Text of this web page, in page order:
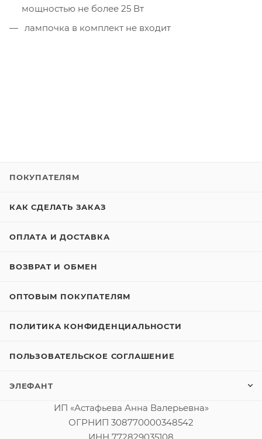
мощностью не более 25 Вт
лампочка в комплект не входит
ПОКУПАТЕЛЯМ
КАК СДЕЛАТЬ ЗАКАЗ
ОПЛАТА И ДОСТАВКА
ВОЗВРАТ И ОБМЕН
ОПТОВЫМ ПОКУПАТЕЛЯМ
ПОЛИТИКА КОНФИДЕНЦИАЛЬНОСТИ
ПОЛЬЗОВАТЕЛЬСКОЕ СОГЛАШЕНИЕ
ЭЛЕФАНТ
ИП «Астафьева Анна Валерьевна»
ОГРНИП 308770000348542